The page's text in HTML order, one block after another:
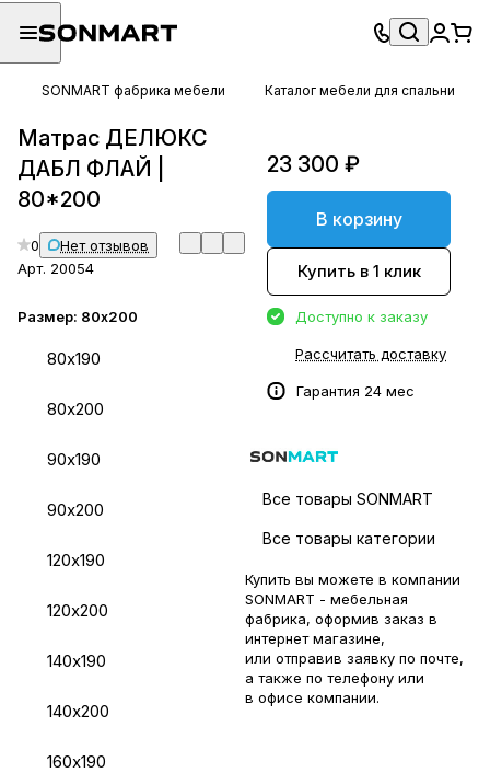
SONMART фабрика мебели Каталог мебели для спальни
Матрас ДЕЛЮКС
ДАБЛ ФЛАЙ |
80*200
0
Нет отзывов
Арт. 20054
Размер: 80х200
80х190
80х200
90х190
90х200
120х190
120х200
140х190
140х200
160х190
23 300 ₽
В корзину
Купить в 1 клик
Доступно к заказу
Рассчитать доставку
Гарантия 24 мес
Все товары SONMART
Все товары категории
Купить вы можете в компании
SONMART - мебельная
фабрика, оформив заказ в
интернет магазине,
или отправив заявку по почте,
а также по телефону или
в офисе компании.